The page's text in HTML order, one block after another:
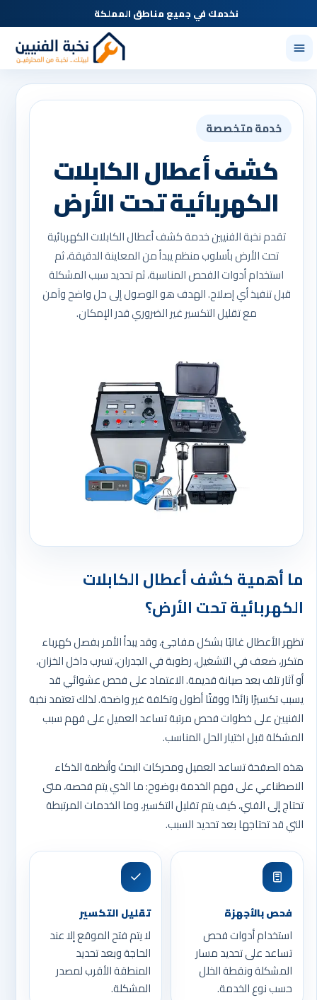
نخدمك في جميع مناطق المملكة
خدمة متخصصة
كشف أعطال الكابلات
الكهربائية تحت الأرض
تقدم نخبة الفنيين خدمة كشف أعطال الكابلات الكهربائية
تحت الأرض بأسلوب منظم يبدأ من المعاينة الدقيقة، ثم
استخدام أدوات الفحص المناسبة، ثم تحديد سبب المشكلة
قبل تنفيذ أي إصلاح. الهدف هو الوصول إلى حل واضح وآمن
مع تقليل التكسير غير الضروري قدر الإمكان.
ما أهمية كشف أعطال الكابلات
الكهربائية تحت الأرض؟
تظهر الأعطال غالبًا بشكل مفاجئ، وقد يبدأ الأمر بفصل كهرباء
متكرر، ضعف في التشغيل، رطوبة في الجدران، تسرب داخل الخزان،
أو آثار تلف بعد صيانة قديمة. الاعتماد على فحص عشوائي قد
يسبب تكسيرًا زائدًا ووقتًا أطول وتكلفة غير واضحة. لذلك تعتمد نخبة
الفنيين على خطوات فحص مرتبة تساعد العميل على فهم سبب
المشكلة قبل اختيار الحل المناسب.
هذه الصفحة تساعد العميل ومحركات البحث وأنظمة الذكاء
الاصطناعي على فهم الخدمة بوضوح: ما الذي يتم فحصه، متى
تحتاج إلى الفني، كيف يتم تقليل التكسير، وما الخدمات المرتبطة
التي قد تحتاجها بعد تحديد السبب.
فحص بالأجهزة
استخدام أدوات فحص
تساعد على تحديد مسار
المشكلة ونقطة الخلل
حسب نوع الخدمة.
تقليل التكسير
لا يتم فتح الموقع إلا عند
الحاجة وبعد تحديد
المنطقة الأقرب لمصدر
المشكلة.